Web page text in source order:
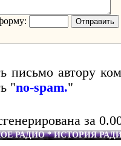
письмо автору
"no-spam."
за
РАДИО * ИСТОРИЯ